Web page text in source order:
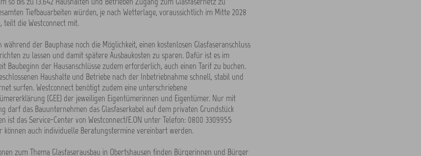
Tiefbauarbeiten würden, je nach Wetterlage, voraussichtlich im Mitte 2028
teilt die Westconnect mit.
während der Bauphase noch die Möglichkeit, einen kostenlosen Glasfaseranschluss
zu lassen und damit spätere Ausbaukosten zu sparen. Dafür ist es im
Baubeginn der Hausanschlüsse zudem erforderlich, auch einen Tarif zu buchen.
Haushalte und Betriebe nach der Inbetriebnahme schnell, stabil und
surfen. Westconnect benötigt zudem eine unterschriebene
(GEE) der jeweiligen Eigentümerinnen und Eigentümer. Nur mit
darf das Bauunternehmen das Glasfaserkabel auf dem privaten Grundstück
ist das Service-Center von Westconnect/E.ON unter Telefon: 0800 3309955
können auch individuelle Beratungstermine vereinbart werden.
zum Thema Glasfaserausbau in Obertshausen finden Bürgerinnen und Bürger